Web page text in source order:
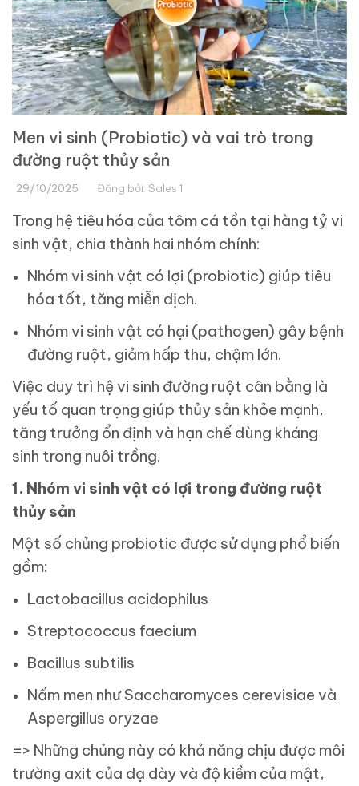
Men vi sinh (Probiotic) và vai trò trong
đường ruột thủy sản
29/10/2025 Đăng bởi: Sales 1
Trong hệ tiêu hóa của tôm cá tồn tại hàng tỷ vi
sinh vật, chia thành hai nhóm chính:
Nhóm vi sinh vật có lợi (probiotic) giúp tiêu
hóa tốt, tăng miễn dịch.
Nhóm vi sinh vật có hại (pathogen) gây bệnh
đường ruột, giảm hấp thu, chậm lớn.
Việc duy trì hệ vi sinh đường ruột cân bằng là
yếu tố quan trọng giúp thủy sản khỏe mạnh,
tăng trưởng ổn định và hạn chế dùng kháng
sinh trong nuôi trồng.
1. Nhóm vi sinh vật có lợi trong đường ruột
thủy sản
Một số chủng probiotic được sử dụng phổ biến
gồm:
Lactobacillus acidophilus
Streptococcus faecium
Bacillus subtilis
Nấm men như Saccharomyces cerevisiae và
Aspergillus oryzae
=> Những chủng này có khả năng chịu được môi
trường axit của dạ dày và độ kiềm của mật,